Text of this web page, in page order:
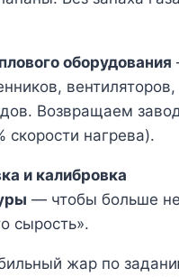
оборудования
вентиляторов,
Возвращаем
скорости нагрева).
и калибровка
— чтобы больше
сырость».
жар по